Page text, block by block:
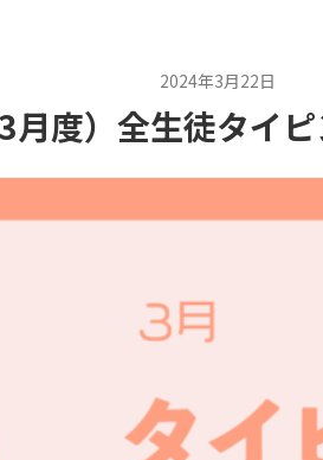
2024年3月22日
月度）全生徒タイ